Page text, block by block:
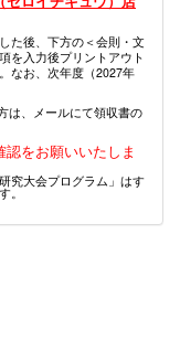
た後、下方の＜会則・文
を入力後プリントアウト
なお、次年度（2027年
は、メールにて領収書の
をお願いいたしま
究大会プログラム」はす
。